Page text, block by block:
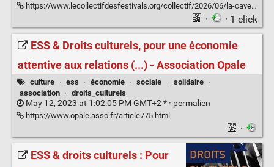
https://www.lecollectifdesfestivals.org/collectif/2026/06/la-caverne-mutualisation-de-materiels-pour-les-evenements-bretons/
· · 1 click
ESS & Droits culturels, pour une économie
attentive aux relations (...) - Association Opale
culture · ess · économie · sociale · solidaire
·
association
· droits_culturels
May 12, 2023 at 1:02:05 PM GMT+2 * · permalien
https://www.opale.asso.fr/article775.html
·
ESS & droits culturels : Pour